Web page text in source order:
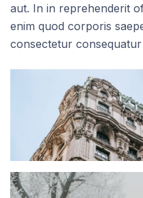
aut. In in reprehenderit
enim quod corporis
consectetur consequatur